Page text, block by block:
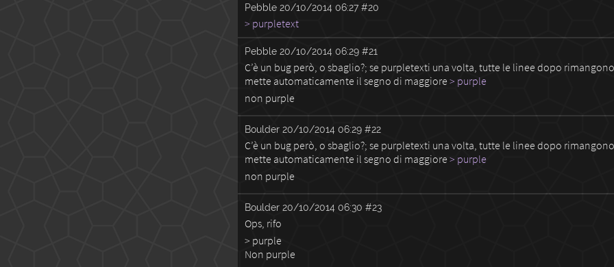
Pebble 20/10/2014 06:27 #20
> purpletext
Pebble 20/10/2014 06:29 #21
C’è un bug però, o sbaglio?; se purpletexti una volta, tutte le linee dopo
mette automaticamente il segno di maggiore > purple
non purple
Boulder 20/10/2014 06:29 #22
C’è un bug però, o sbaglio?; se purpletexti una volta, tutte le linee dopo
mette automaticamente il segno di maggiore > purple
non purple
Boulder 20/10/2014 06:30 #23
Ops, rifo
> purple
Non purple